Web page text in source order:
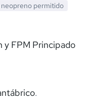
neopreno permitido
y FPM Principado
.